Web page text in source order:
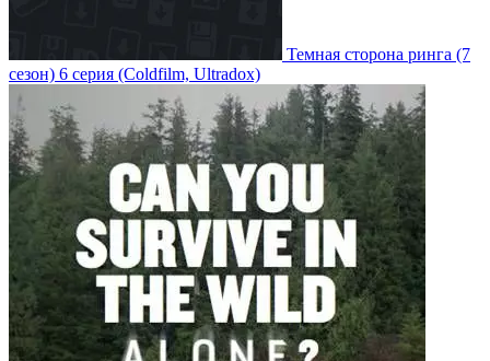
Темная сторона ринга (7
сезон) 6 серия (Coldfilm, Ultradox)